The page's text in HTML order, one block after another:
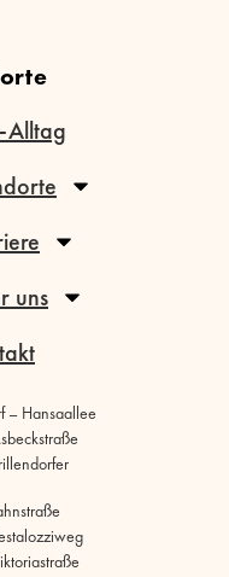
Alltag
uns
– Hansaallee